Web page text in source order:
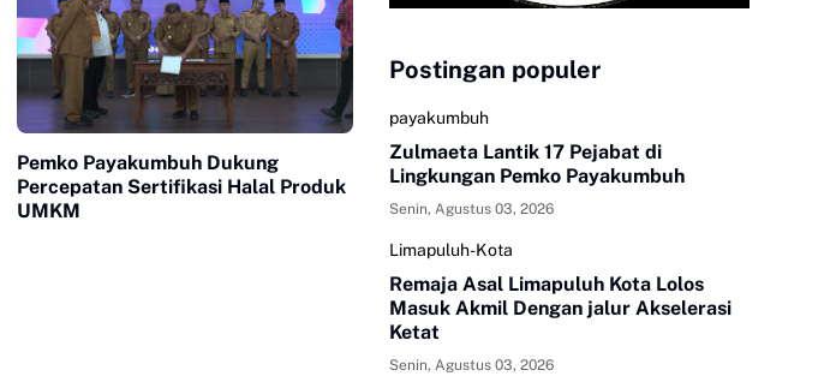
Pemko Payakumbuh Dukung
Percepatan Sertifikasi Halal Produk
UMKM
Postingan populer
payakumbuh
Zulmaeta Lantik 17 Pejabat di
Lingkungan Pemko Payakumbuh
Senin, Agustus 03, 2026
Limapuluh-Kota
Remaja Asal Limapuluh Kota Lolos
Masuk Akmil Dengan jalur Akselerasi
Ketat
Senin, Agustus 03, 2026